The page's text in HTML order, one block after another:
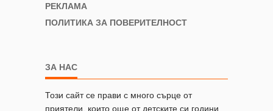
РЕКЛАМА
ПОЛИТИКА ЗА ПОВЕРИТЕЛНОСТ
ЗА НАС
Този сайт се прави с много сърце от
приятели, които още от детските си години